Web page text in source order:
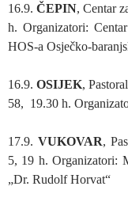
16.9.ČEPIN, Centar
h. Organizatori:
HOS-a Osječko-
16.9. OSIJEK,
58, 19.30 h.
17.9. VUKOVAR,
5, 19 h. Organizatori:
„Dr. Rudolf Horvat“